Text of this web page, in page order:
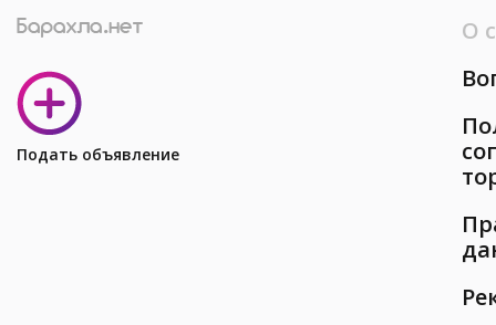
Подать объявление
О